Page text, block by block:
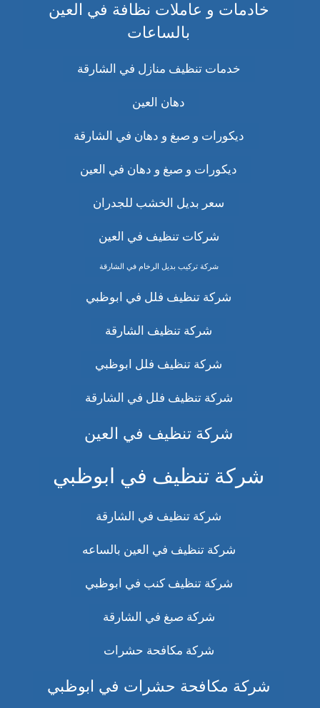
خادمات و عاملات نظافة في العين
بالساعات
خدمات تنظيف منازل في الشارقة
دهان العين
ديكورات و صبغ و دهان في الشارقة
ديكورات و صبغ و دهان في العين
سعر بديل الخشب للجدران
شركات تنظيف في العين
شركة تركيب بديل الرخام في الشارقة
شركة تنظيف فلل في ابوظبي
شركة تنظيف الشارقة
شركة تنظيف فلل ابوظبي
شركة تنظيف فلل في الشارقة
شركة تنظيف في العين
شركة تنظيف في ابوظبي
شركة تنظيف في الشارقة
شركة تنظيف في العين بالساعه
شركة تنظيف كنب في ابوظبي
شركة صبغ في الشارقة
شركة مكافحة حشرات
شركة مكافحة حشرات في ابوظبي